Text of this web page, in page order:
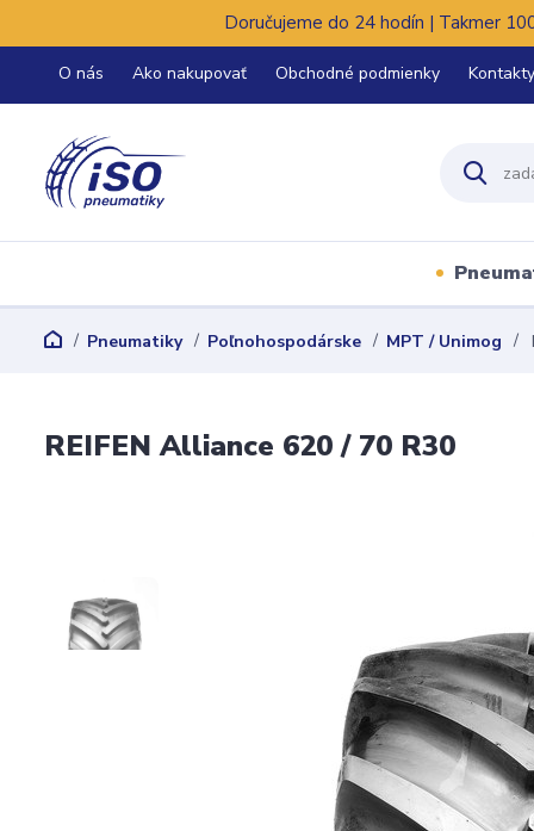
Doručujeme do 24 hodín | Takmer
O nás Ako nakupovať Obchodné podmienky Kontakty
Pneumatiky Poľnohospodárske MPT / Unimog
REIFEN Alliance 620 / 70 R30